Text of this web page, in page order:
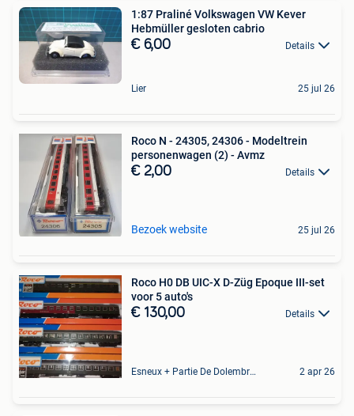
1:87 Praliné Volkswagen VW Kever
Hebmüller gesloten cabrio
€ 6,00 Details
Lier 25 jul 26
Roco N - 24305, 24306 - Modeltrein
personenwagen (2) - Avmz
€ 2,00 Details
Bezoek website 25 jul 26
Roco H0 DB UIC-X D-Züg Epoque III-set
voor 5 auto's
€ 130,00 Details
Esneux + Partie De Dolembreux 2 apr 26